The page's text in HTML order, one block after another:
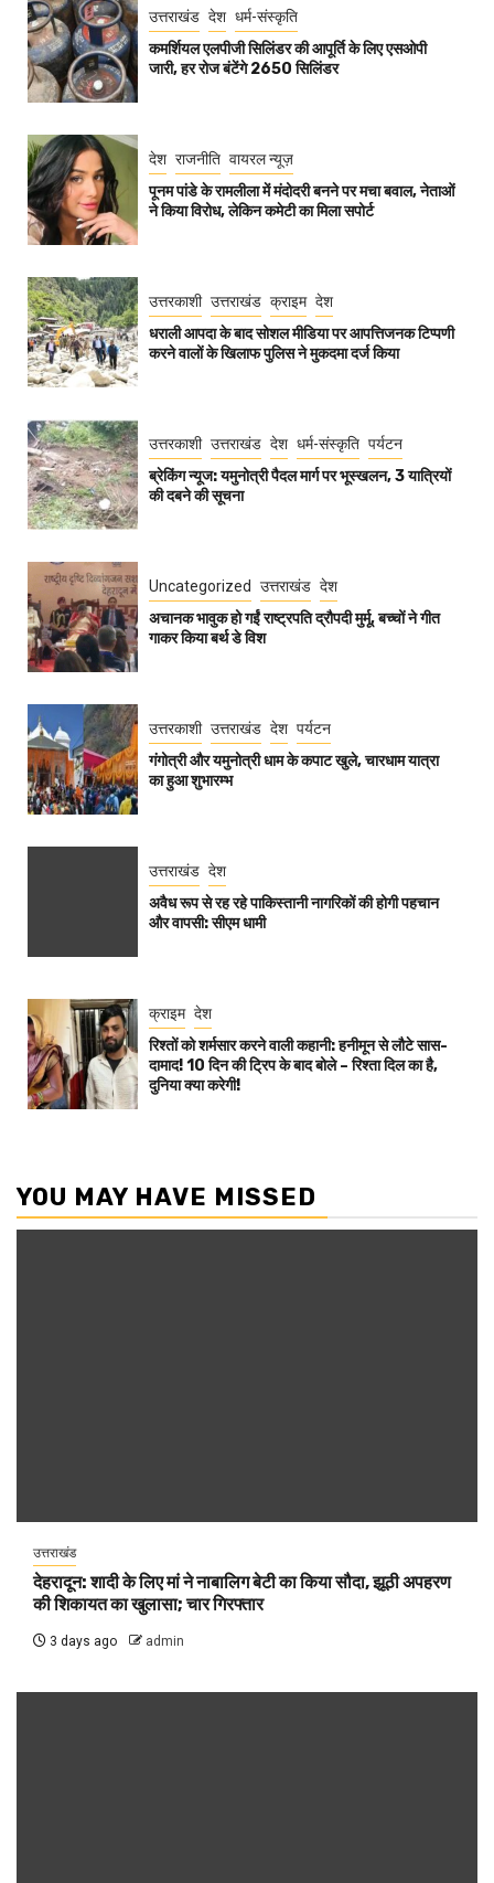
उत्तराखंड देश धर्म-संस्कृति
कमर्शियल एलपीजी सिलिंडर की आपूर्ति के लिए एसओपी
जारी, हर रोज बंटेंगे 2650 सिलिंडर
देश राजनीति वायरल न्यूज़
पूनम पांडे के रामलीला में मंदोदरी बनने पर मचा बवाल, नेताओं
ने किया विरोध, लेकिन कमेटी का मिला सपोर्ट
उत्तरकाशी उत्तराखंड क्राइम देश
धराली आपदा के बाद सोशल मीडिया पर आपत्तिजनक टिप्पणी
करने वालों के खिलाफ पुलिस ने मुकदमा दर्ज किया
उत्तरकाशी उत्तराखंड देश धर्म-संस्कृति पर्यटन
ब्रेकिंग न्यूज: यमुनोत्री पैदल मार्ग पर भूस्खलन, 3 यात्रियों
की दबने की सूचना
Uncategorized उत्तराखंड देश
अचानक भावुक हो गईं राष्ट्रपति द्रौपदी मुर्मू, बच्चों ने गीत
गाकर किया बर्थ डे विश
उत्तरकाशी उत्तराखंड देश पर्यटन
गंगोत्री और यमुनोत्री धाम के कपाट खुले, चारधाम यात्रा
का हुआ शुभारम्भ
उत्तराखंड देश
अवैध रूप से रह रहे पाकिस्तानी नागरिकों की होगी पहचान
और वापसी: सीएम धामी
क्राइम देश
रिश्तों को शर्मसार करने वाली कहानी: हनीमून से लौटे सास-
दामाद! 10 दिन की ट्रिप के बाद बोले – रिश्ता दिल का है,
दुनिया क्या करेगी!
YOU MAY HAVE MISSED
उत्तराखंड
देहरादून: शादी के लिए मां ने नाबालिग बेटी का किया सौदा, झूठी अपहरण
की शिकायत का खुलासा; चार गिरफ्तार
3 days ago admin